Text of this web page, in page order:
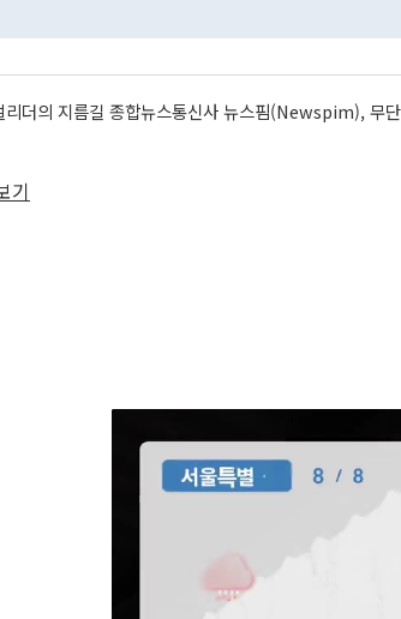
리더의 지름길 종합뉴스통신사 뉴스핌(Newspim), 무
기